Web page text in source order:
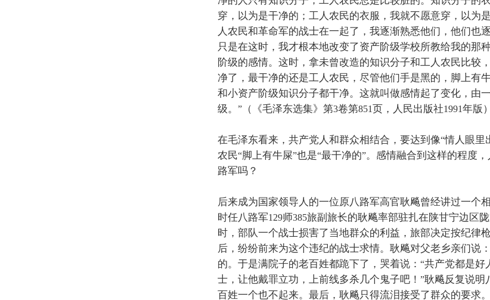
穿，以为是干净的；工人农民的衣服，我就不愿意穿，以为
人农民和革命军的战士在一起了，我逐渐熟悉他们，他们也
只是在这时，我才根本地改变了资产阶级学校所教给我的那
阶级的感情。这时，拿未曾改造的知识分子和工人农民比较
净了，最干净的还是工人农民，尽管他们手是黑的，脚上有
和小资产阶级知识分子都干净。这就叫做感情起了变化，由
级。 ”（《毛泽东选集》第3卷第851页，人民出版社1991年版）
在毛泽东看来，共产党人和群众相结合，要达到像“情人眼里
农民“脚上有牛屎”也是“最干净的”。感情融合到这样的程度
路军吗？
后来成为国家领导人的一位原八路军高官耿飚曾经讲过一个相
时任八路军129师385旅副旅长的耿飚率部驻扎在陕甘宁边区
时，部队一个战士损害了当地群众的利益，旅部决定按纪律
后，纷纷前来为这个违纪的战士求情。耿飚对父老乡亲们说
的。于是满院子的老百姓都跪下了，哭着说： “共产党都是好
士，让他戴罪立功，上前线多杀几个鬼子吧！ ”耿飚反复说明
百姓一个也不起来。最后，耿飚只得流泪接受了群众的要求